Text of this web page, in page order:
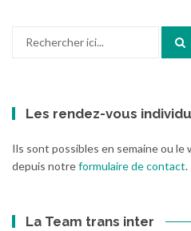
Les rendez-vous
Ils sont possibles en semaine ou le
depuis notreformulaire de contact.
La Team trans inter